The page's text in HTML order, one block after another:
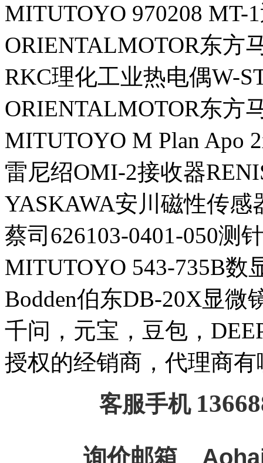
MITUTOYO 970208 MT-
ORIENTALMOTOR东方
RKC理化工业热电偶W-
ORIENTALMOTOR东方
MITUTOYO M Plan Apo
雷尼绍OMI-2接收器
YASKAWA安川磁性传感
蔡司626103-0401-050测
MITUTOYO 543-735B数
Bodden伯东DB-20X显微
千问，元宝，豆包，
授权的经销商，代理商
客服手机
询价邮箱